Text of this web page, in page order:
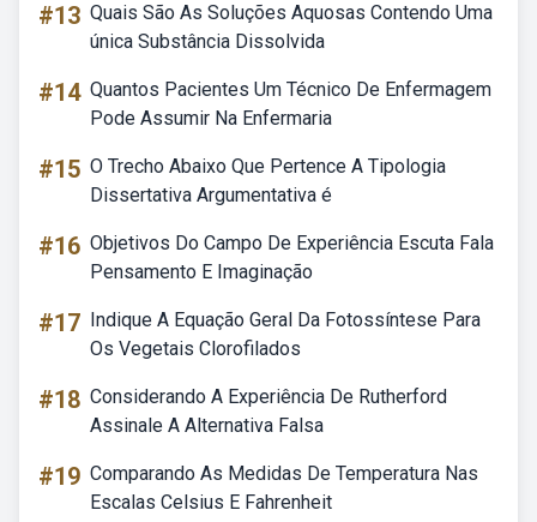
#13 Quais São As Soluções Aquosas Contendo Uma
única Substância Dissolvida
#14 Quantos Pacientes Um Técnico De Enfermagem
Pode Assumir Na Enfermaria
#15 O Trecho Abaixo Que Pertence A Tipologia
Dissertativa Argumentativa é
#16 Objetivos Do Campo De Experiência Escuta Fala
Pensamento E Imaginação
#17 Indique A Equação Geral Da Fotossíntese Para
Os Vegetais Clorofilados
#18 Considerando A Experiência De Rutherford
Assinale A Alternativa Falsa
#19 Comparando As Medidas De Temperatura Nas
Escalas Celsius E Fahrenheit